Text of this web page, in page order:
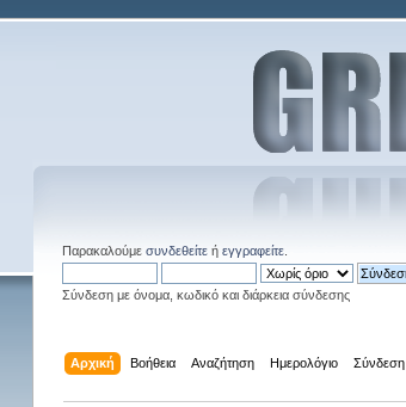
Παρακαλούμε συνδεθείτεή εγγραφείτε.
Σύνδεση με όνομα, κωδικό και διάρκεια σύνδεσης
Αρχική Βοήθεια Αναζήτηση Ημερολόγιο Σύνδεση